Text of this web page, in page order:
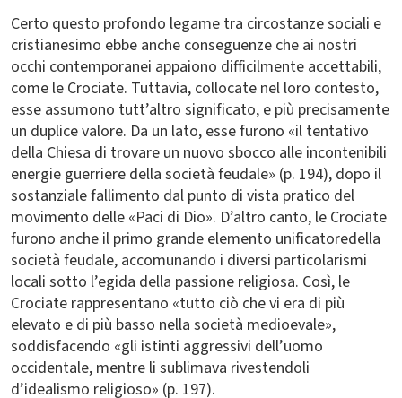
Certo questo profondo legame tra circostanze sociali e
cristianesimo ebbe anche conseguenze che ai nostri
occhi contemporanei appaiono difficilmente accettabili,
come le Crociate. Tuttavia, collocate nel loro contesto,
esse assumono tutt’altro significato, e più precisamente
un duplice valore. Da un lato, esse furono «il tentativo
della Chiesa di trovare un nuovo sbocco alle incontenibili
energie guerriere della società feudale» (p. 194), dopo il
sostanziale fallimento dal punto di vista pratico del
movimento delle «Paci di Dio». D’altro canto, le Crociate
furono anche il primo grande elemento unificatoredella
società feudale, accomunando i diversi particolarismi
locali sotto l’egida della passione religiosa. Così, le
Crociate rappresentano «tutto ciò che vi era di più
elevato e di più basso nella società medioevale»,
soddisfacendo «gli istinti aggressivi dell’uomo
occidentale, mentre li sublimava rivestendoli
d’idealismo religioso» (p. 197).